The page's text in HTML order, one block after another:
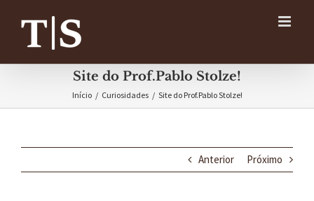
conteúdo
Site do Prof.Pablo Stolze!
Início / Curiosidades / Site do Prof.Pablo Stolze!
Anterior Próximo